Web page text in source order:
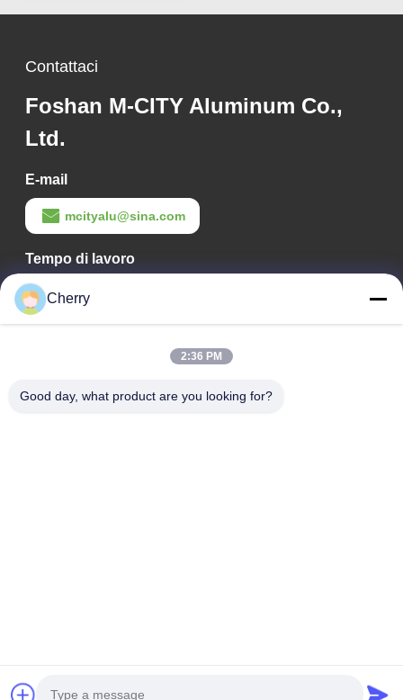
Contattaci
Foshan M-CITY Aluminum Co.,
Ltd.
E-mail
mcityalu@sina.com
Tempo di lavoro
8:00-22:00
Il nostro indirizzo
P.R.China.
Politica sulla privacy
Cherry
2:36 PM
Good day, what product are you looking for?